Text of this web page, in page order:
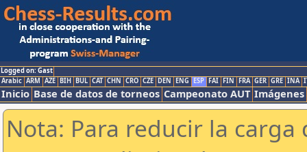
Logged on: Gast
Arabic ARM AZE BIH BUL CAT CHN CRO CZE DEN ENG ESP FAI FIN FRA GER GRE INA
Inicio Base de datos de torneos Campeonato AUT Imágenes
Nota: Para reducir la